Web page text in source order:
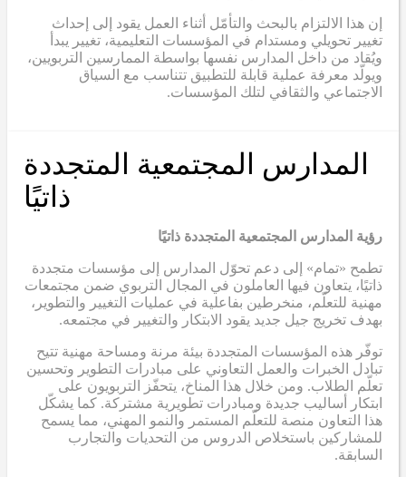
إن هذا الالتزام بالبحث والتأمّل أثناء العمل يقود إلى إحداث
تغيير تحويلي ومستدام في المؤسسات التعليمية، تغيير يبدأ
ويُقاد من داخل المدارس نفسها بواسطة الممارسين التربويين،
ويولّد معرفة عملية قابلة للتطبيق تتناسب مع السياق
الاجتماعي والثقافي لتلك المؤسسات.
المدارس المجتمعية المتجددة
ذاتيًا
رؤية المدارس المجتمعية المتجددة ذاتيًا
تطمح «تمام» إلى دعم تحوّل المدارس إلى مؤسسات متجددة
ذاتيًا، يتعاون فيها العاملون في المجال التربوي ضمن مجتمعات
مهنية للتعلّم، منخرطين بفاعلية في عمليات التغيير والتطوير،
بهدف تخريج جيل جديد يقود الابتكار والتغيير في مجتمعه.
توفّر هذه المؤسسات المتجددة بيئة مرنة ومساحة مهنية تتيح
تبادل الخبرات والعمل التعاوني على مبادرات التطوير وتحسين
تعلّم الطلاب. ومن خلال هذا المناخ، يتحفّز التربويون على
ابتكار أساليب جديدة ومبادرات تطويرية مشتركة. كما يشكّل
هذا التعاون منصة للتعلّم المستمر والنمو المهني، مما يسمح
للمشاركين باستخلاص الدروس من التحديات والتجارب
السابقة.